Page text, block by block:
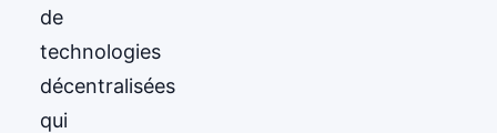
de
technologies
décentralisées
qui